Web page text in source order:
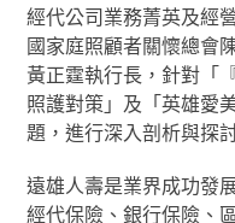
經代公司業務菁英及經
國家庭照顧者關懷總會
黃正霆執行長，針對「
照護對策」及「英雄愛
題，進行深入剖析與探
遠雄人壽是業界成功發
經代保險、銀行保險、